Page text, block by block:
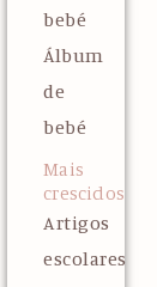
bebé
Álbum
de
bebé
Mais
crescidos
Artigos
escolares